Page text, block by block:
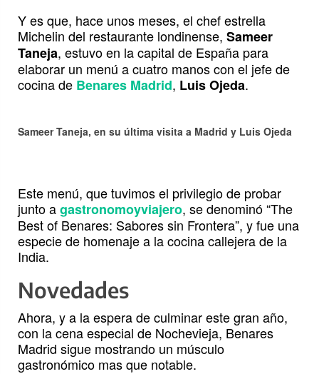
Y es que, hace unos meses, el chef estrella
Michelin del restaurante londinense, Sameer
Taneja, estuvo en la capital de España para
elaborar un menú a cuatro manos con el jefe de
cocina de Benares Madrid, Luis Ojeda.
Sameer Taneja, en su última visita a Madrid y Luis Ojeda
Este menú, que tuvimos el privilegio de probar
junto agastronomoyviajero, se denominó “The
Best of Benares: Sabores sin Frontera”, y fue una
especie de homenaje a la cocina callejera de la
India.
Novedades
Ahora, y a la espera de culminar este gran año,
con la cena especial de Nochevieja, Benares
Madrid sigue mostrando un músculo
gastronómico mas que notable.